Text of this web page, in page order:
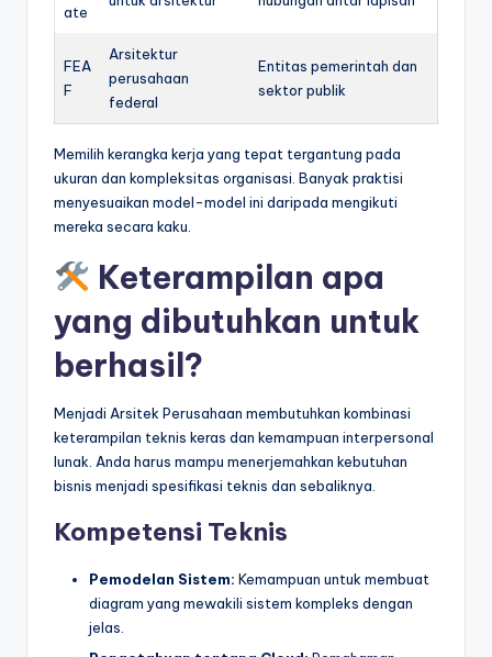
ate
FEA
F
Arsitektur
perusahaan
federal
Entitas pemerintah dan
sektor publik
Memilih kerangka kerja yang tepat tergantung pada
ukuran dan kompleksitas organisasi. Banyak praktisi
menyesuaikan model-model ini daripada mengikuti
mereka secara kaku.
Keterampilan apa
yang dibutuhkan untuk
berhasil?
Menjadi Arsitek Perusahaan membutuhkan kombinasi
keterampilan teknis keras dan kemampuan interpersonal
lunak. Anda harus mampu menerjemahkan kebutuhan
bisnis menjadi spesifikasi teknis dan sebaliknya.
Kompetensi Teknis
Pemodelan Sistem: Kemampuan untuk membuat
diagram yang mewakili sistem kompleks dengan
jelas.